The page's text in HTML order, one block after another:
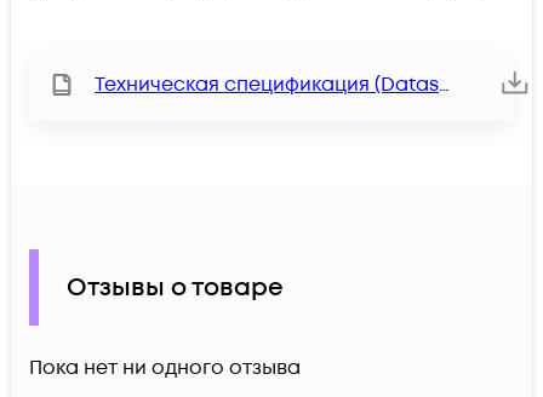
Техническая спецификация (Datasheet)
Отзывы о товаре
Пока нет ни одного отзыва